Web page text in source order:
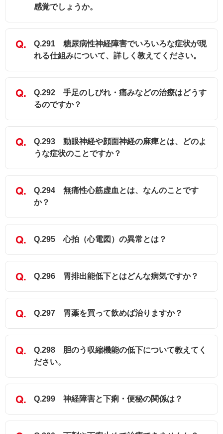
感覚でしょうか。
Q.291 糖尿病性神経障害でいろいろな症状が現
れる仕組みについて、詳しく教えてください。
Q.292 手足のしびれ・痛みなどの治療はどうす
るのですか？
Q.293 動眼神経や顔面神経の麻痺とは、どのよ
うな症状のことですか？
Q.294 無痛性心筋虚血とは、なんのことです
か？
Q.295 心拍（心電図）の異常とは？
Q.296 胃排出能低下とはどんな病気ですか？
Q.297 胃薬を買って飲めば治りますか？
Q.298 胆のう収縮機能の低下について教えてく
ださい。
Q.299 神経障害と下痢・便秘の関係は？